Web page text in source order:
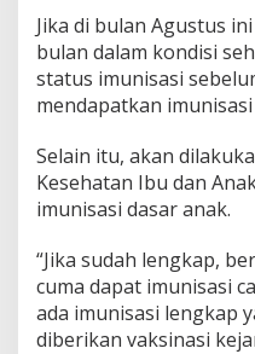
2
Jika di bulan Agustus
bulan dalam kondisi
status imunisasi
mendapatkan
Selain itu, akan
Kesehatan Ibu dan
imunisasi dasar anak.
“Jika sudah lengkap,
cuma dapat imunisasi
ada imunisasi lengkap
diberikan vaksinasi